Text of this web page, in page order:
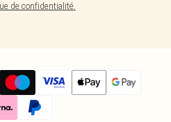
de confidentialité.